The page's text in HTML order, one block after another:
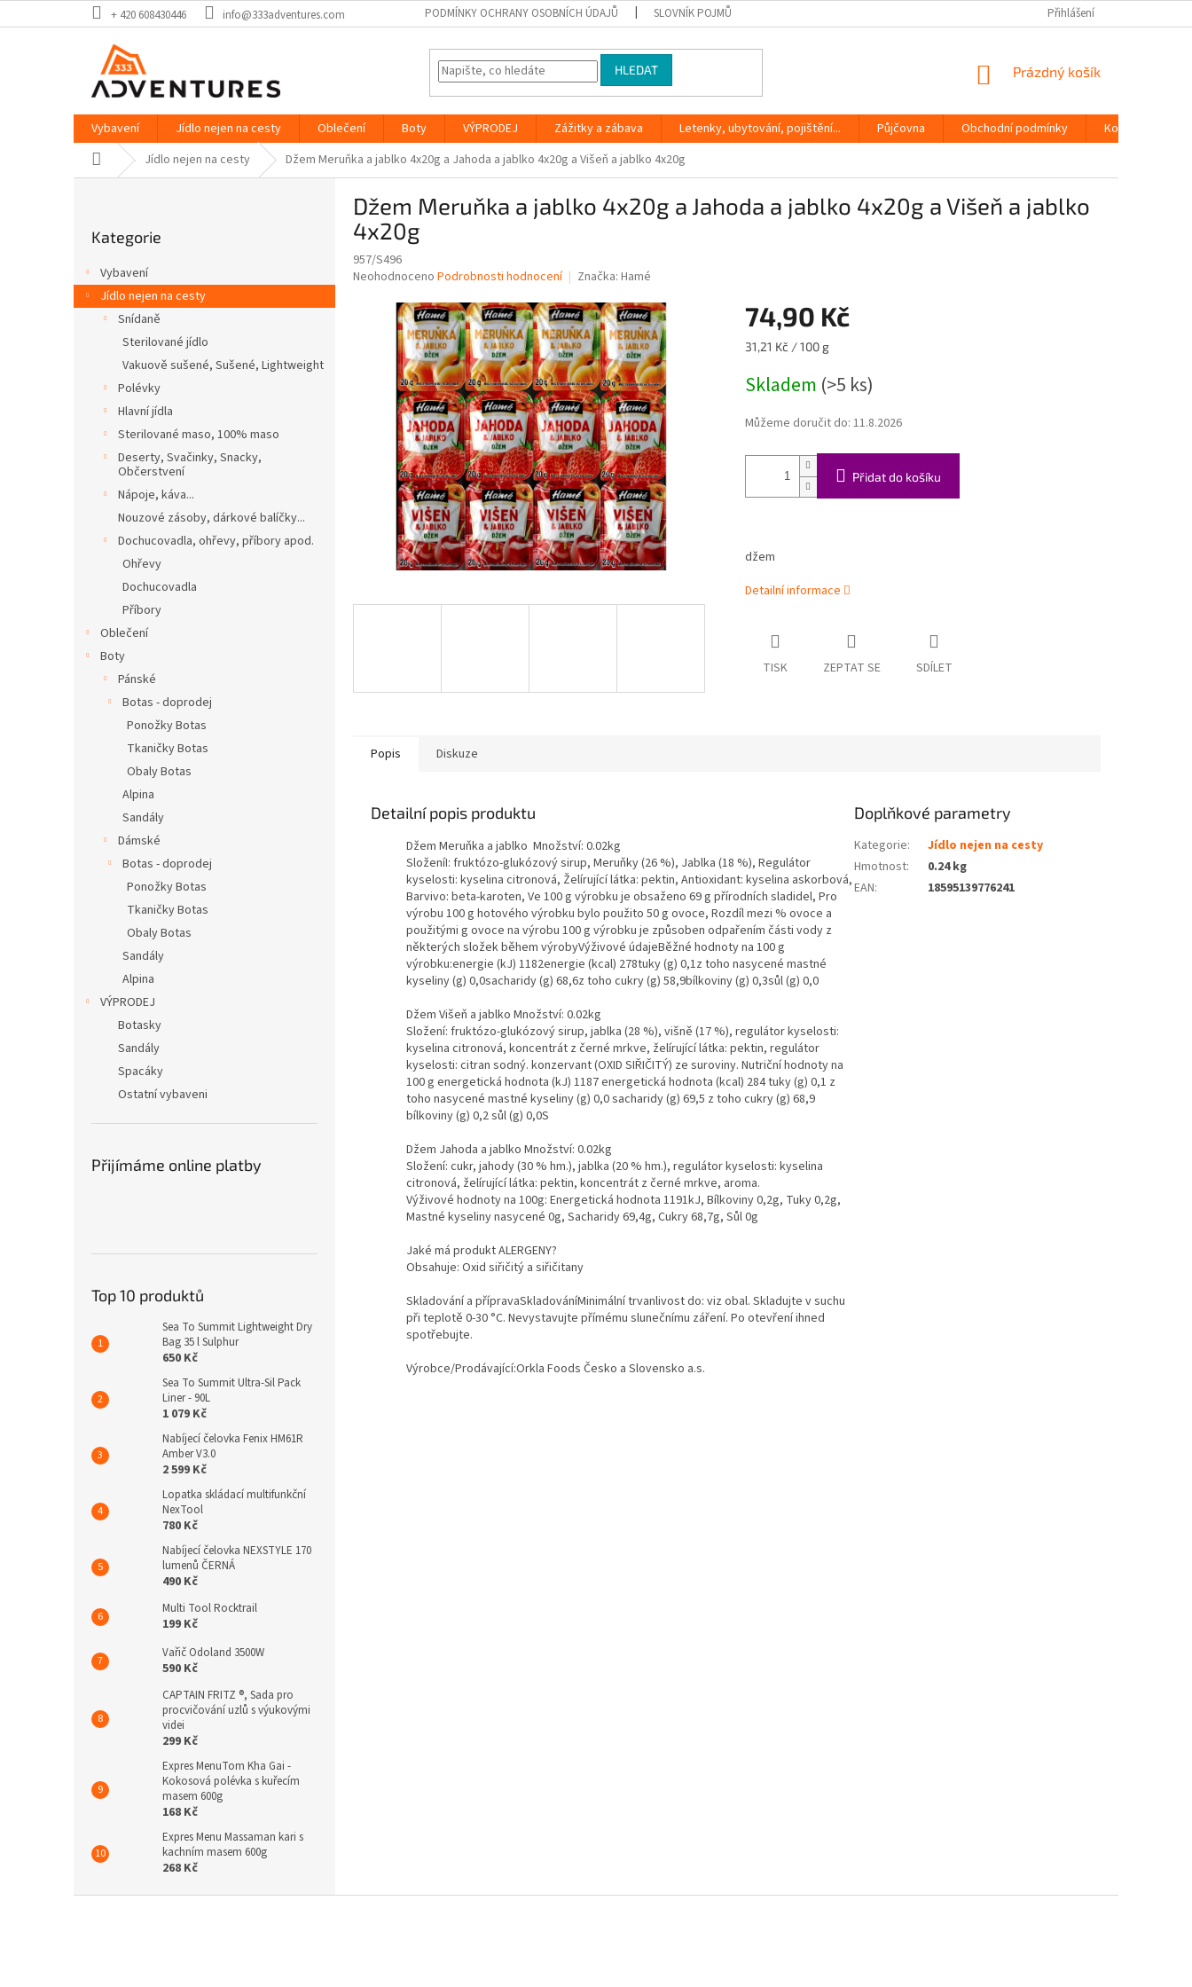
na
+ 420 608430446 info@333adventures.com PODMÍNKY OCHRANY OSOBNÍCH ÚDAJŮ SLOVNÍK POJMŮ Přihlášení
HLEDAT
NÁKUPNÍ
Prázdný košík
Vybavení Jídlo nejen na cesty Oblečení Boty VÝPRODEJ Zážitky a zábava Letenky, ubytování, pojištění... Půjčovna Obchodní podmínky
Kontakty
Domů Jídlo nejen na cesty Džem Meruňka a jablko 4x20g a Jahoda a jablko 4x20g a Višeň a jablko 4x20g
a
n
kategorie
Kategorie
Vybavení
Jídlo nejen na cesty
Snídaně
Sterilované jídlo
Vakuově sušené, Sušené, Lightweight
Polévky
Hlavní jídla
Sterilované maso, 100% maso
Deserty, Svačinky, Snacky,
Občerstvení
Nápoje, káva...
Nouzové zásoby, dárkové balíčky...
Dochucovadla, ohřevy, příbory apod.
Ohřevy
Dochucovadla
Příbory
Oblečení
Boty
Pánské
Botas - doprodej
Ponožky Botas
Tkaničky Botas
Obaly Botas
Alpina
Sandály
Dámské
Botas - doprodej
Ponožky Botas
Tkaničky Botas
Obaly Botas
Sandály
Alpina
VÝPRODEJ
Botasky
Sandály
Spacáky
Ostatní vybaveni
Přijímáme online platby
Top 10 produktů
Sea To Summit Lightweight Dry
Bag 35 l Sulphur
650 Kč
Sea To Summit Ultra-Sil Pack
Liner - 90L
1 079 Kč
Nabíjecí čelovka Fenix HM61R
Amber V3.0
2 599 Kč
Lopatka skládací multifunkční
NexTool
780 Kč
Nabíjecí čelovka NEXSTYLE 170
lumenů ČERNÁ
490 Kč
Multi Tool Rocktrail
199 Kč
Vařič Odoland 3500W
590 Kč
CAPTAIN FRITZ ®, Sada pro
procvičování uzlů s výukovými
videi
299 Kč
Expres MenuTom Kha Gai -
Kokosová polévka s kuřecím
masem 600g
168 Kč
Expres Menu Massaman kari s
kachním masem 600g
268 Kč
Džem Meruňka a jablko 4x20g a Jahoda a jablko 4x20g a Višeň a jablko
4x20g
957/S496
Průměrné
produktu
hvězdiček.
Neohodnoceno Podrobnosti hodnocení Značka: Hamé
74,90 Kč
Měrná
31,21 Kč / 100 g
Skladem (>5 ks)
Můžeme doručit do: 11.8.2026
Přidat do košíku
džem
Detailní informace
TISK ZEPTAT SE SDÍLET
Popis Diskuze
Detailní popis produktu
Džem Meruňka a jablko Množství: 0.02kg
SloženíI: fruktózo-glukózový sirup, Meruňky (26 %), Jablka (18 %), Regulátor
kyselosti: kyselina citronová, Želírující látka: pektin, Antioxidant: kyselina askorbová,
Barvivo: beta-karoten, Ve 100 g výrobku je obsaženo 69 g přírodních sladidel, Pro
výrobu 100 g hotového výrobku bylo použito 50 g ovoce, Rozdíl mezi % ovoce a
použitými g ovoce na výrobu 100 g výrobku je způsoben odpařením části vody z
některých složek během výrobyVýživové údajeBěžné hodnoty na 100 g
výrobku:energie (kJ) 1182energie (kcal) 278tuky (g) 0,1z toho nasycené mastné
kyseliny (g) 0,0sacharidy (g) 68,6z toho cukry (g) 58,9bílkoviny (g) 0,3sůl (g) 0,0
Džem Višeň a jablko Množství: 0.02kg
Složení: fruktózo-glukózový sirup, jablka (28 %), višně (17 %), regulátor kyselosti:
kyselina citronová, koncentrát z černé mrkve, želírující látka: pektin, regulátor
kyselosti: citran sodný. konzervant (OXID SIŘIČITÝ) ze suroviny. Nutriční hodnoty na
100 g energetická hodnota (kJ) 1187 energetická hodnota (kcal) 284 tuky (g) 0,1 z
toho nasycené mastné kyseliny (g) 0,0 sacharidy (g) 69,5 z toho cukry (g) 68,9
bílkoviny (g) 0,2 sůl (g) 0,0S
Džem Jahoda a jablko Množství: 0.02kg
Složení: cukr, jahody (30 % hm.), jablka (20 % hm.), regulátor kyselosti: kyselina
citronová, želírující látka: pektin, koncentrát z černé mrkve, aroma.
Výživové hodnoty na 100g: Energetická hodnota 1191kJ, Bílkoviny 0,2g, Tuky 0,2g,
Mastné kyseliny nasycené 0g, Sacharidy 69,4g, Cukry 68,7g, Sůl 0g
Jaké má produkt ALERGENY?
Obsahuje: Oxid siřičitý a siřičitany
Skladování a přípravaSkladováníMinimální trvanlivost do: viz obal. Skladujte v suchu
při teplotě 0-30 °C. Nevystavujte přímému slunečnímu záření. Po otevření ihned
spotřebujte.
Výrobce/Prodávající:Orkla Foods Česko a Slovensko a.s.
Doplňkové parametry
Kategorie:
Jídlo nejen na cesty
Hmotnost:
0.24 kg
EAN: 18595139776241